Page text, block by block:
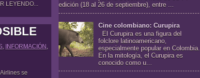
LEYENDO...
, INFORMACIÓN ,
se
edición (18 al 26 de septiembre), entre ...
Cine colombiano: Curupira
El Curupira es una figura del
folclore latinoamericano,
especialmente popular en Colombia.
En la mitología, el Curupira es
conocido como u...